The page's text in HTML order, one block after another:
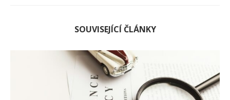
SOUVISEJÍCÍ ČLÁNKY